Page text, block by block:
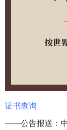
证书查询
——公告报送：中